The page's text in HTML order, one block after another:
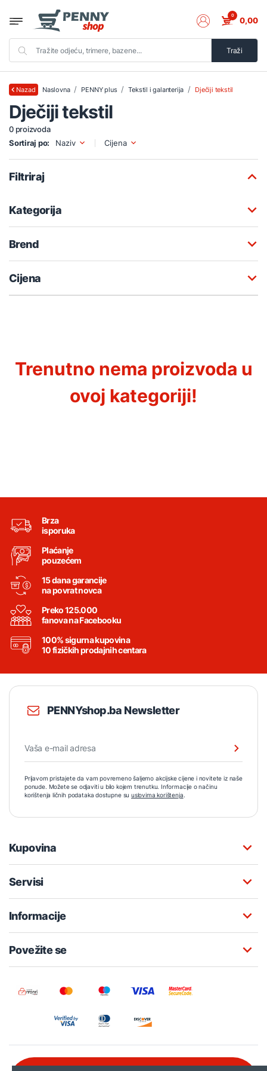
Traži
0 0,00
Nazad Naslovna PENNY plus Tekstil i galanterija Dječiji tekstil
Dječiji tekstil
0 proizvoda
Sortiraj po:
Naziv Cijena
Filtriraj
Kategorija
Brend
Cijena
Trenutno nema proizvoda u
ovoj kategoriji!
Brza
isporuka
Plaćanje
pouzećem
15 dana garancije
na povrat novca
Preko 125.000
fanova na Facebooku
100% sigurna kupovina
10 fizičkih prodajnih centara
PENNYshop.ba Newsletter
Prijavom pristajete da vam povremeno šaljemo akcijske cijene i novitete iz naše
ponude. Možete se odjaviti u bilo kojem trenutku. Informacije o načinu
korištenja ličnih podataka dostupne su uslovima korištenja.
Kupovina
Servisi
Informacije
Povežite se